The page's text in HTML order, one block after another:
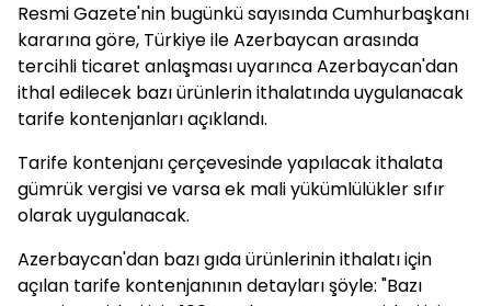
Resmi Gazete'nin bugünkü sayısında Cumhurbaşkanı
kararına göre, Türkiye ile Azerbaycan arasında
tercihli ticaret anlaşması uyarınca Azerbaycan'dan
ithal edilecek bazı ürünlerin ithalatında uygulanacak
tarife kontenjanları açıklandı.
Tarife kontenjanı çerçevesinde yapılacak ithalata
gümrük vergisi ve varsa ek mali yükümlülükler sıfır
olarak uygulanacak.
Azerbaycan'dan bazı gıda ürünlerinin ithalatı için
açılan tarife kontenjanının detayları şöyle: "Bazı